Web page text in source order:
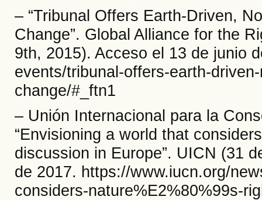
– “Tribunal Offers Earth-Driven,
Change”. Global Alliance for the
9th, 2015). Acceso el 13 de junio
events/tribunal-offers-earth-
change/#_ftn1
– Unión Internacional para la
“Envisioning a world that
discussion in Europe”. UICN (31
de 2017. https://www.iucn.org/
considers-nature%E2%80%99s-